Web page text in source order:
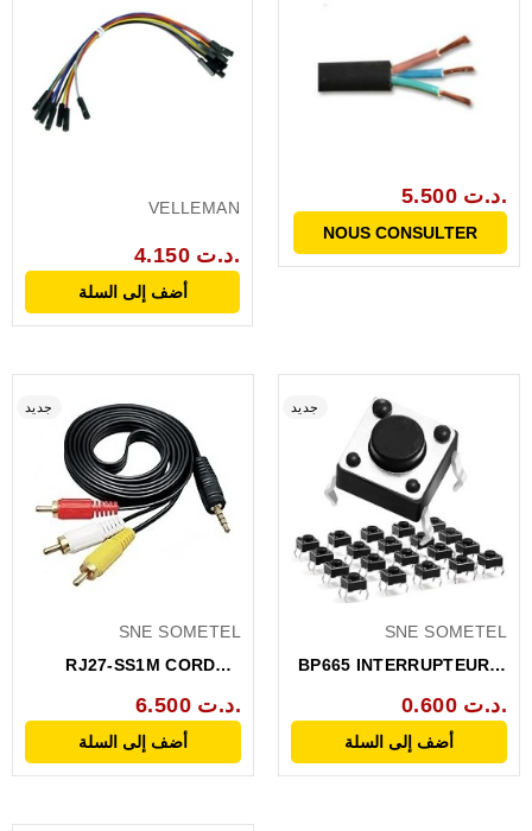
VELLEMAN
4.150 د.ت.
أضف إلى السلة
5.500 د.ت.
NOUS CONSULTER
جديد
SNE SOMETEL
RJ27-SS1M CORDON
6.500 د.ت.
أضف إلى السلة
جديد
SNE SOMETEL
BP665 INTERRUPTEUR A
TACTILE0.600 د.ت.
أضف إلى السلة